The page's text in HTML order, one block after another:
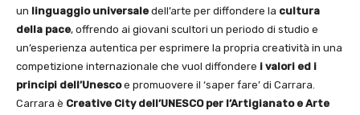
un linguaggio universale dell’arte per diffondere la cultura
della pace, offrendo ai giovani scultori un periodo di studio e
un’esperienza autentica per esprimere la propria creatività in una
competizione internazionale che vuol diffondere i valori ed i
principi dell’Unescoe promuovere il ‘saper fare’ di Carrara.
Carrara è Creative City dell’UNESCO per l’Artigianato e Arte